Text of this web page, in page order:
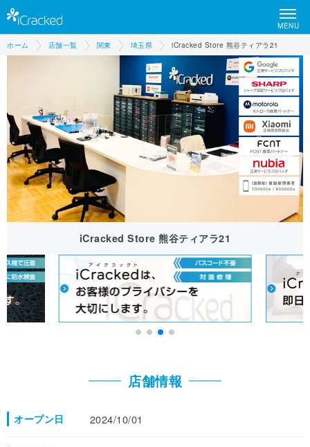
MENU
ホーム 店舗一覧 関東 埼玉県 iCracked Store 熊谷ティアラ21
iCracked Store 熊谷ティアラ21
店舗情報
オープン日 2024/10/01